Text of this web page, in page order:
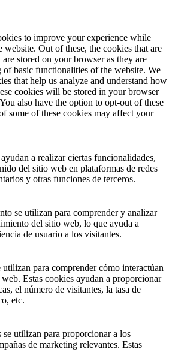
to improve your experience while
Out of these, the cookies that are
are stored on your browser as they are
basic functionalities of the website. We
that help us analyze and understand how
cookies will be stored in your browser
also have the option to opt-out of these
some of these cookies may affect your
a realizar ciertas funcionalidades,
del sitio web en plataformas de redes
y otras funciones de terceros.
se utilizan para comprender y analizar
del sitio web, lo que ayuda a
de usuario a los visitantes.
para comprender cómo interactúan
Estas cookies ayudan a proporcionar
el número de visitantes, la tasa de
etc.
utilizan para proporcionar a los
de marketing relevantes. Estas